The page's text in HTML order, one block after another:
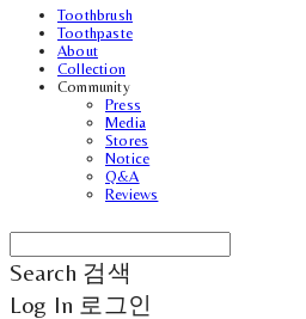
Toothbrush
Toothpaste
About
Collection
Community
Press
Media
Stores
Notice
Q&A
Reviews
Search 검색
Log In 로그인